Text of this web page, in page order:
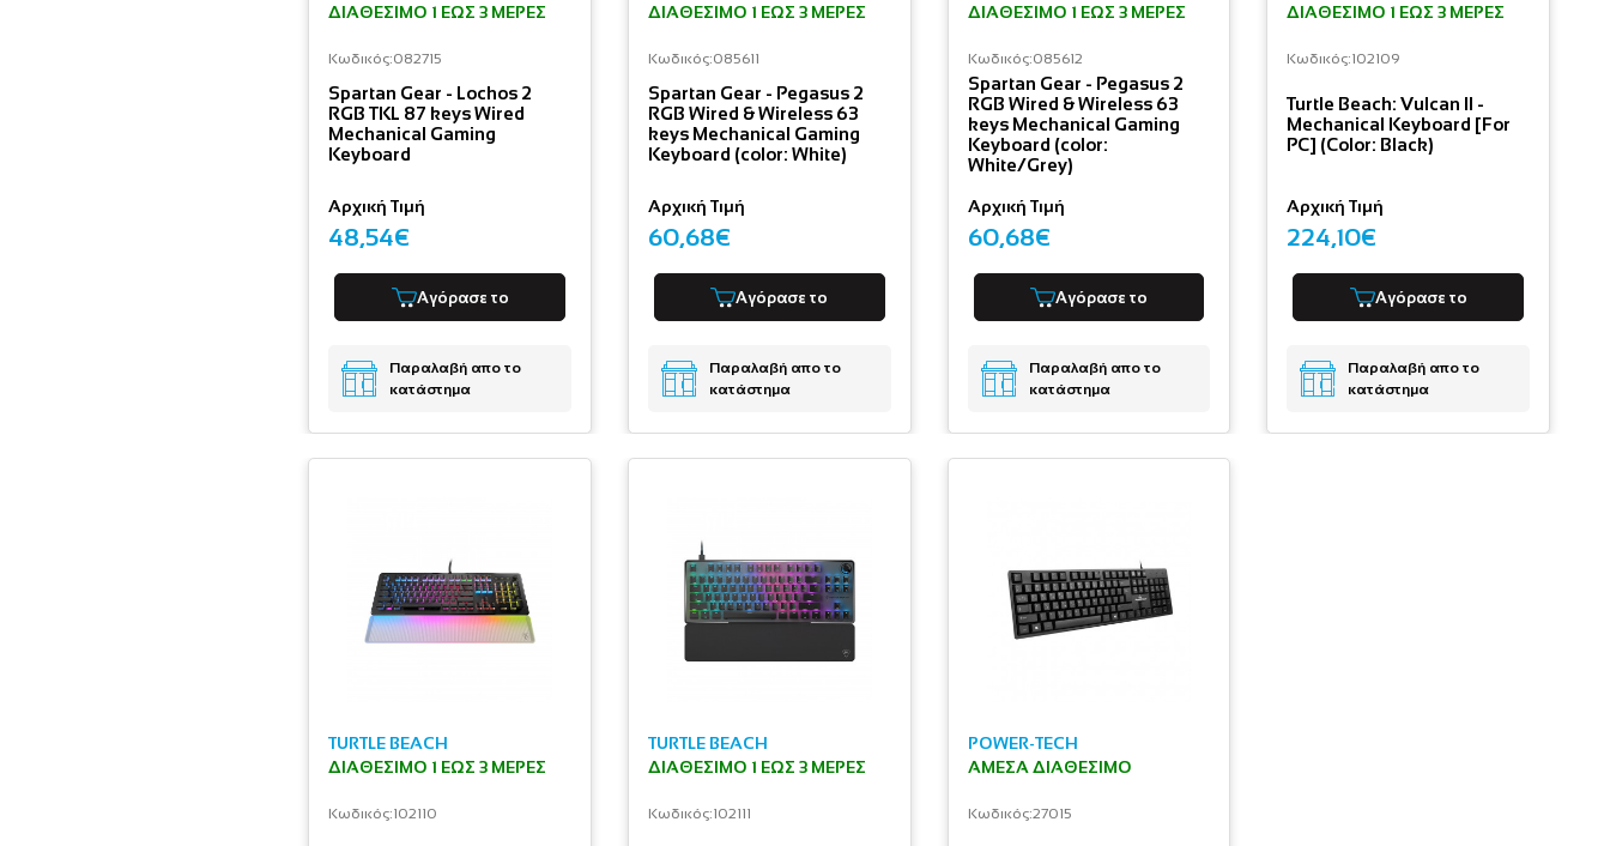
ΔΙΑΘΈΣΙΜΟ 1 ΕΩΣ 3 ΜΈΡΕΣ
Κωδικός:082715
Spartan Gear - Lochos 2
RGB TKL 87 keys Wired
Mechanical Gaming
Keyboard
Αρχική Τιμή
48,54€
Αγόρασε το
Παραλαβή απο το
κατάστημα
ΔΙΑΘΈΣΙΜΟ 1 ΕΩΣ 3 ΜΈΡΕΣ
Κωδικός:085611
Spartan Gear - Pegasus 2
RGB Wired & Wireless 63
keys Mechanical Gaming
Keyboard (color: White)
Αρχική Τιμή
60,68€
Αγόρασε το
Παραλαβή απο το
κατάστημα
ΔΙΑΘΈΣΙΜΟ 1 ΕΩΣ 3 ΜΈΡΕΣ
Κωδικός:085612
Spartan Gear - Pegasus 2
RGB Wired & Wireless 63
keys Mechanical Gaming
Keyboard (color:
White/Grey)
Αρχική Τιμή
60,68€
Αγόρασε το
Παραλαβή απο το
κατάστημα
ΔΙΑΘΈΣΙΜΟ 1 ΕΩΣ 3 ΜΈΡΕΣ
Κωδικός:102109
Turtle Beach: Vulcan II -
Mechanical Keyboard [For
PC] (Color: Black)
Αρχική Τιμή
224,10€
Αγόρασε το
Παραλαβή απο το
κατάστημα
TURTLE BEACH
ΔΙΑΘΈΣΙΜΟ 1 ΕΩΣ 3 ΜΈΡΕΣ
Κωδικός:102110
TURTLE BEACH
ΔΙΑΘΈΣΙΜΟ 1 ΕΩΣ 3 ΜΈΡΕΣ
Κωδικός:102111
POWER-TECH
ΆΜΕΣΑ ΔΙΑΘΈΣΙΜΟ
Κωδικός:27015